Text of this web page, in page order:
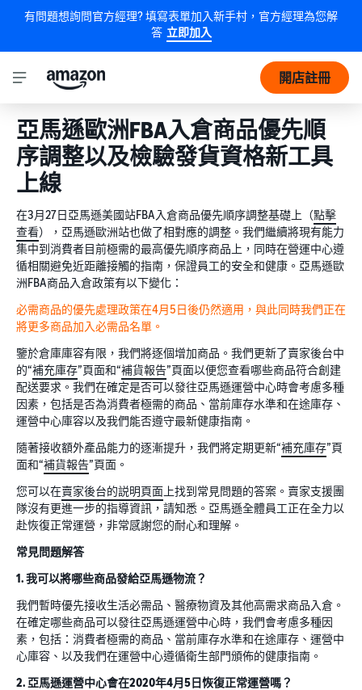
有問題想詢問官方經理? 填寫表單加入新手村，官方經理為您解
答 立即加入
開店註冊
亞馬遜歐洲FBA入倉商品優先順
序調整以及檢驗發貨資格新工具
上線
在3月27日亞馬遜美國站FBA入倉商品優先順序調整基礎上（點擊
查看），亞馬遜歐洲站也做了相對應的調整。我們繼續將現有能力
集中到消費者目前極需的最高優先順序商品上，同時在營運中心遵
循相關避免近距離接觸的指南，保證員工的安全和健康。亞馬遜歐
洲FBA商品入倉政策有以下變化：
必需商品的優先處理政策在4月5日後仍然適用，與此同時我們正在
將更多商品加入必需品名單。
鑒於倉庫庫容有限，我們將逐個增加商品。我們更新了賣家後台中
的“補充庫存”頁面和“補貨報告”頁面以便您查看哪些商品符合創建
配送要求。我們在確定是否可以發往亞馬遜運營中心時會考慮多種
因素，包括是否為消費者極需的商品、當前庫存水準和在途庫存、
運營中心庫容以及我們能否遵守最新健康指南。
隨著接收額外產品能力的逐漸提升，我們將定期更新“補充庫存”頁
面和“補貨報告”頁面。
您可以在賣家後台的説明頁面 上找到常見問題的答案。賣家支援團
隊沒有更進一步的指導資訊，請知悉。亞馬遜全體員工正在全力以
赴恢復正常運營，非常感謝您的耐心和理解。
常見問題解答
1. 我可以將哪些商品發給亞馬遜物流？
我們暫時優先接收生活必需品、醫療物資及其他高需求商品入倉。
在確定哪些商品可以發往亞馬遜運營中心時，我們會考慮多種因
素，包括：消費者極需的商品、當前庫存水準和在途庫存、運營中
心庫容、以及我們在運營中心遵循衛生部門頒佈的健康指南。
2. 亞馬遜運營中心會在2020年4月5日恢復正常運營嗎？